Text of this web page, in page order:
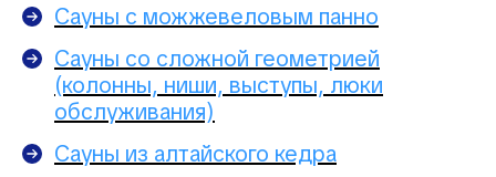
Сауны с можжевеловым панно
Сауны со сложной геометрией
(колонны, ниши, выступы, люки
обслуживания)
Сауны из алтайского кедра